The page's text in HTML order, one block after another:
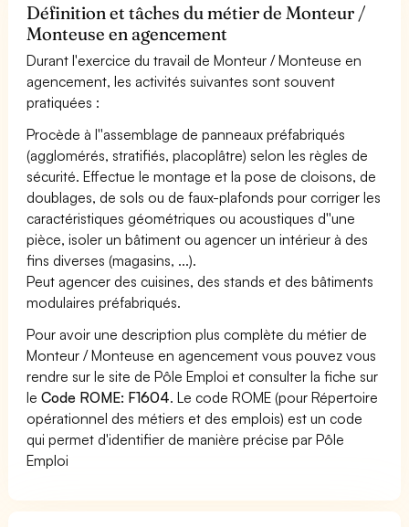
Définition et tâches du métier de Monteur /
Monteuse en agencement
Durant l'exercice du travail de Monteur / Monteuse en
agencement, les activités suivantes sont souvent
pratiquées :
Procède à l''assemblage de panneaux préfabriqués
(agglomérés, stratifiés, placoplâtre) selon les règles de
sécurité. Effectue le montage et la pose de cloisons, de
doublages, de sols ou de faux-plafonds pour corriger les
caractéristiques géométriques ou acoustiques d''une
pièce, isoler un bâtiment ou agencer un intérieur à des
fins diverses (magasins, ...).
Peut agencer des cuisines, des stands et des bâtiments
modulaires préfabriqués.
Pour avoir une description plus complète du métier de
Monteur / Monteuse en agencement vous pouvez vous
rendre sur le site de Pôle Emploi et consulter la fiche sur
leCode ROME: F1604. Le code ROME (pour Répertoire
opérationnel des métiers et des emplois) est un code
qui permet d'identifier de manière précise par Pôle
Emploi